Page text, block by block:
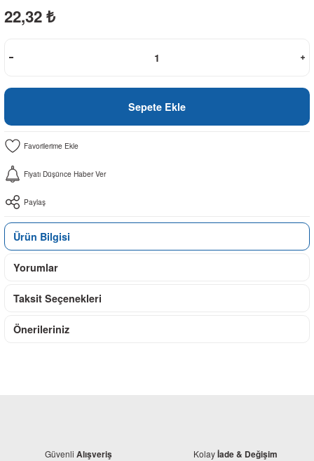
22,32 ₺
Sepete Ekle
Fiyatı Düşünce Haber Ver
Paylaş
Ürün Bilgisi
Yorumlar
Taksit Seçenekleri
Önerileriniz
Güvenli Alışveriş Kolayİade & Değişim